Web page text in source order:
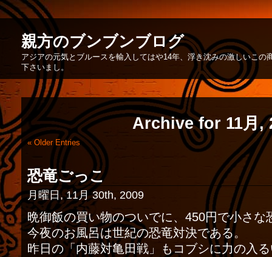
親方のブンブンブログ
アジアの元気とブルースを輸入してはや14年、浮き沈みの激しいこ
下さいまし。
Archive for 11月,
« Older Entries
恐竜ごっこ
月曜日, 11月 30th, 2009
晩御飯の買い物のついでに、450円で小さな
今夜のお風呂は世紀の恐竜対決である。
昨日の「内藤対亀田戦」もコブシに力の入